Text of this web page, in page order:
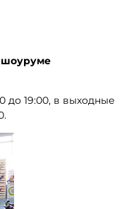
шоуруме
до 19:00, в выходные